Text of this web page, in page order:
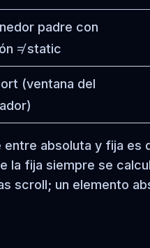
padre con
≠ static
(ventana del
entre absoluta y fija es
la fija siempre se
scroll; un elemento